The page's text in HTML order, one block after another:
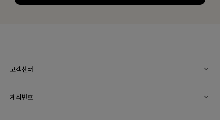
고객센터
계좌번호